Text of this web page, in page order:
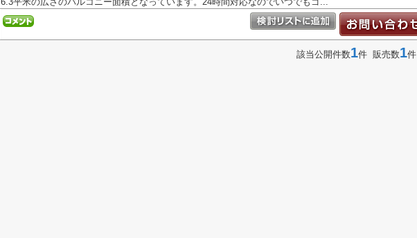
該当公開件数1件 販売数1件